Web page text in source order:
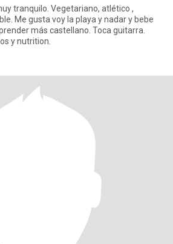
atlético ,
bebe
y nutrition.